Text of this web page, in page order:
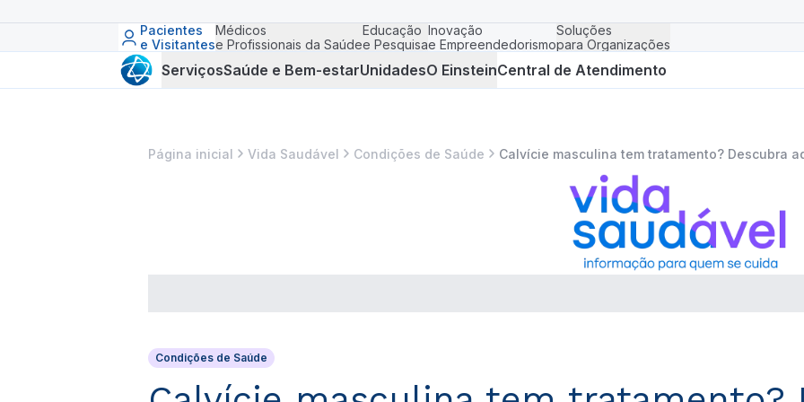
Pacientes
e Visitantes
Médicos
e Profissionais da Saúde
Educação
e Pesquisa
Inovação
e Empreendedorismo
Soluções
para Organizações
ServiçosSaúde e Bem-estarUnidadesO EinsteinCentral de Atendimento
Página inicial Vida Saudável Condições de Saúde Calvície masculina tem tratamento? Descubra
Condições de Saúde